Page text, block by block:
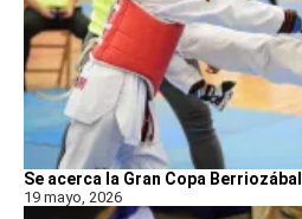
Se acerca la Gran Copa Berriozábal
19 mayo, 2026